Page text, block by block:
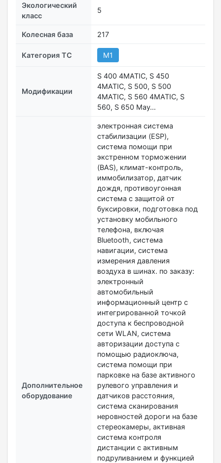
Экологический
класс
5
Колесная база 217
Категория ТС M1
Модификации
S 400 4MATIC, S 450
4MATIC, S 500, S 500
4MATIC, S 560 4MATIC, S
560, S 650 May…
Дополнительное
оборудование
электронная система
стабилизации (ESP),
система помощи при
экстренном торможении
(BAS), климат-контроль,
иммобилизатор, датчик
дождя, противоугонная
система с защитой от
буксировки, подготовка под
установку мобильного
телефона, включая
Bluetooth, cистема
навигации, система
измерения давления
воздуха в шинах. по заказу:
электронный
автомобильный
информационный центр с
интегрированной точкой
доступа к беспроводной
сети WLAN, система
авторизации доступа с
помощью радиоключа,
система помощи при
парковке на базе активного
рулевого управления и
датчиков расстояния,
система сканирования
неровностей дороги на базе
стереокамеры, активная
система контроля
дистанции с активным
подруливанием и функцией